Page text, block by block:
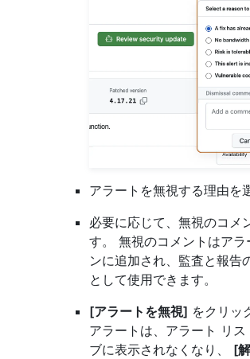
アラートを無視する理由を
必要に応じて、無視のコメ
す。 無視のコメントはアラ
ンに追加され、監査と報告
として使用できます。
[アラートを無視] をクリッ
アラートは、アラート リス
ブに表示されなくなり、 [